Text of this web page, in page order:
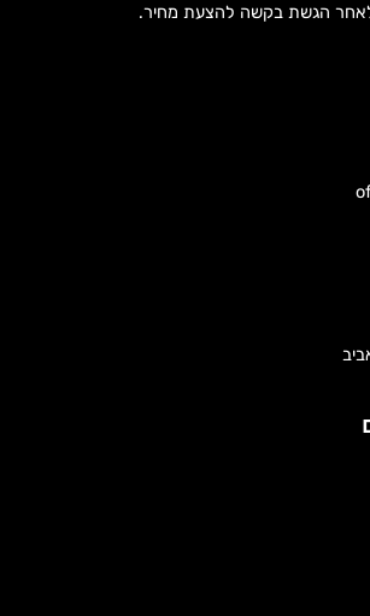
הגשת בקשה להצעת מחיר.